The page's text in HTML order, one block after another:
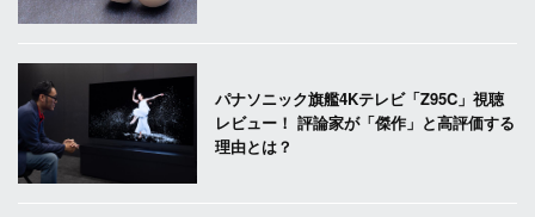
パナソニック旗艦4Kテレビ「Z95C」視聴
レビュー！ 評論家が「傑作」と高評価する
理由とは？